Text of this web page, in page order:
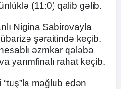
(11:0) qalib gəlib.
Nigina Sabirovayla
şəraitində keçib.
əzmkar qələbə
yarımfinalı rahat keçib.
məğlub edən